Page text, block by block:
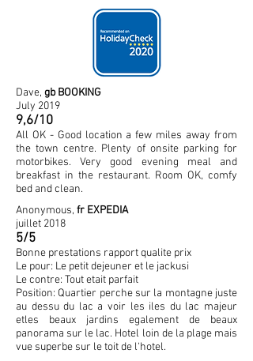
Dave, gb BOOKING
July 2019
9,6/10
All OK - Good location a few miles away from
the town centre. Plenty of onsite parking for
motorbikes. Very good evening meal and
breakfast in the restaurant. Room OK, comfy
bed and clean.
Anonymous, fr EXPEDIA
juillet 2018
5/5
Bonne prestations rapport qualite prix
Le pour: Le petit dejeuner et le jackusi
Le contre: Tout etait parfait
Position: Quartier perche sur la montagne juste
au dessu du lac a voir les iles du lac majeur
etles beaux jardins egalement de beaux
panorama sur le lac. Hotel loin de la plage mais
vue superbe sur le toit de l‘hotel.